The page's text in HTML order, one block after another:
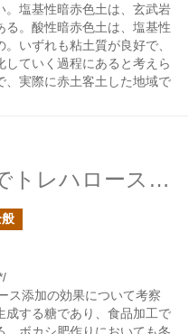
。塩基性暗赤色土は、玄武岩
る。酸性暗赤色土は、塩基性
いずれも粘土質が良好で、
ていく過程にあると考えら
、実際に赤土客土した地域で
ボカシ肥作りの材料でトレハロースの添加を見かけた
ス添加の効果について考察
成する糖であり、食品加工で